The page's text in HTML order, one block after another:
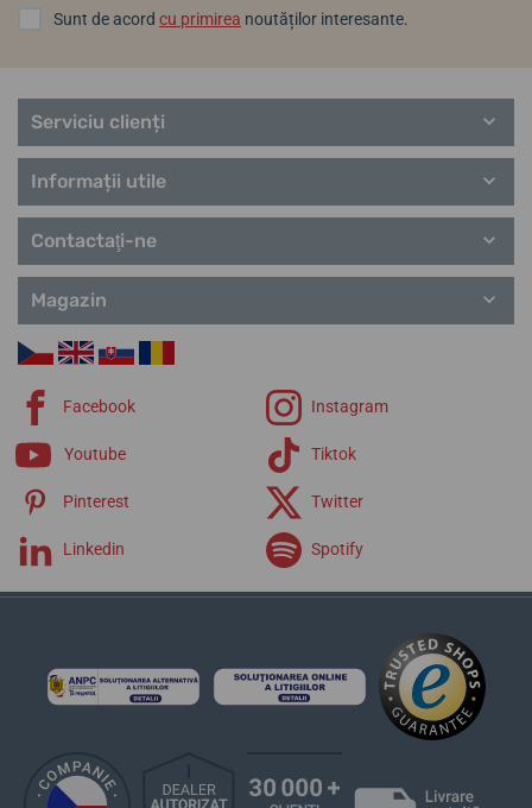
Sunt de acord cu primirea noutăților interesante.
Serviciu clienți
Informații utile
Contactaţi-ne
Magazin
Facebook Instagram
Youtube Tiktok
Pinterest Twitter
Linkedin Spotify